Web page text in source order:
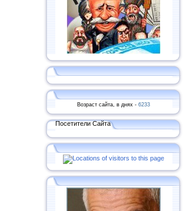
Возраст сайта, в днях - 6233
Посетители Сайта